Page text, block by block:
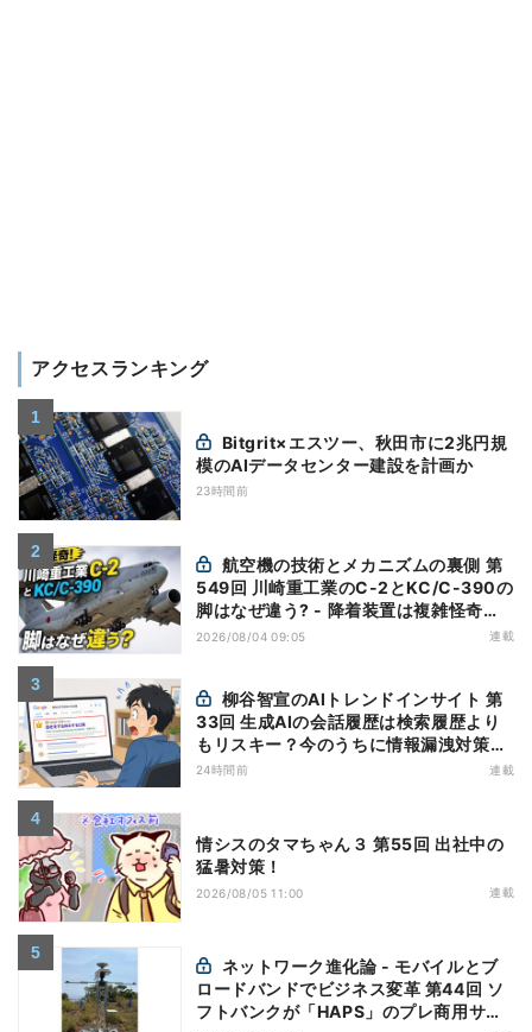
アクセスランキング
模のAIデータセンター建設を計画か
23時間前
549回 川崎重工業のC-2とKC/C-390の
脚はなぜ違う? - 降着装置は複雑怪奇
(5)|軍用輸送機(10)
2026/08/04 09:05 連載
33回 生成AIの会話履歴は検索履歴より
もリスキー？今のうちに情報漏洩対策を
万全にしておこう
24時間前 連載
情シスのタマちゃん３ 第55回 出社中の
猛暑対策！
2026/08/05 11:00 連載
ロードバンドでビジネス変革 第44回 ソ
フトバンクが「HAPS」のプレ商用サー